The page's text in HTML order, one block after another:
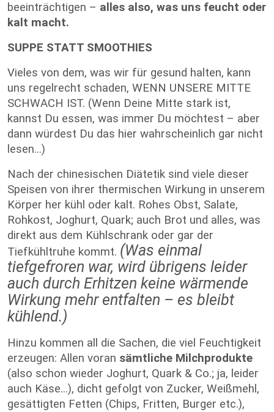
beeinträchtigen – alles also, was uns feucht oder
kalt macht.
SUPPE STATT SMOOTHIES
Vieles von dem, was wir für gesund halten, kann
uns regelrecht schaden, WENN UNSERE MITTE
SCHWACH IST. (Wenn Deine Mitte stark ist,
kannst Du essen, was immer Du möchtest – aber
dann würdest Du das hier wahrscheinlich gar nicht
lesen...)
Nach der chinesischen Diätetik sind viele dieser
Speisen von ihrer thermischen Wirkung in unserem
Körper her kühl oder kalt. Rohes Obst, Salate,
Rohkost, Joghurt, Quark; auch Brot und alles, was
direkt aus dem Kühlschrank oder gar der
Tiefkühltruhe kommt. (Was einmal
tiefgefroren war, wird übrigens leider
auch durch Erhitzen keine wärmende
Wirkung mehr entfalten – es bleibt
kühlend.)
Hinzu kommen all die Sachen, die viel Feuchtigkeit
erzeugen: Allen voran sämtliche Milchprodukte
(also schon wieder Joghurt, Quark & Co.; ja, leider
auch Käse...), dicht gefolgt von Zucker, Weißmehl,
gesättigten Fetten (Chips, Fritten, Burger etc.),